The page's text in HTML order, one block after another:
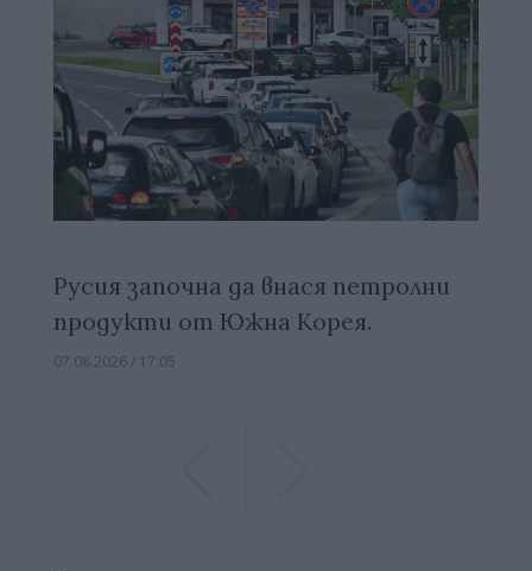
Русия започна да внася петролни
продукти от Южна Корея.
07.08.2026 / 17:05